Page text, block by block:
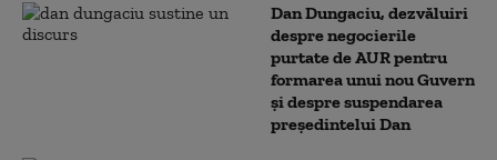
Dan Dungaciu, dezvăluiri
despre negocierile
purtate de AUR pentru
formarea unui nou Guvern
și despre suspendarea
președintelui Dan